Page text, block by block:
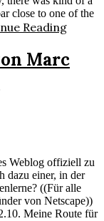
close to one of the
Reading
Marc
Weblog offiziell zu
dazu einer, in der
((Für alle
von Netscape))
Meine Route für